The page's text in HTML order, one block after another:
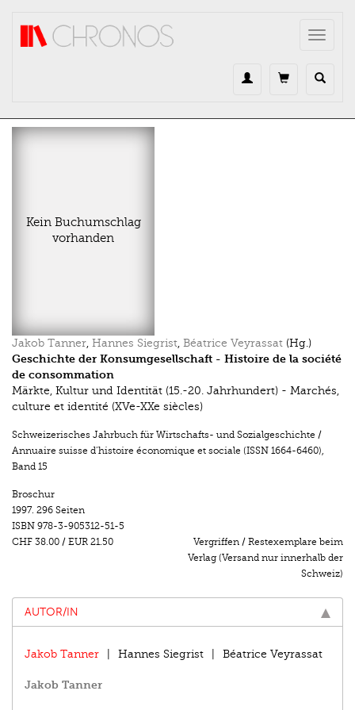
Toggle
Kein Buchumschlag
vorhanden
Jakob Tanner, Hannes Siegrist, Béatrice Veyrassat (Hg.)
Geschichte der Konsumgesellschaft - Histoire de la société
de consommation
Märkte, Kultur und Identität (15.-20. Jahrhundert) - Marchés,
culture et identité (XVe-XXe siècles)
Schweizerisches Jahrbuch für Wirtschafts- und Sozialgeschichte /
Annuaire suisse d’histoire économique et sociale (ISSN 1664-6460),
Band 15
Broschur
1997. 296 Seiten
ISBN 978-3-905312-51-5
CHF 38.00 / EUR 21.50
Vergriffen / Restexemplare beim
Verlag (Versand nur innerhalb der
Schweiz)
AUTOR/IN
Jakob Tanner Hannes Siegrist Béatrice Veyrassat
Jakob Tanner